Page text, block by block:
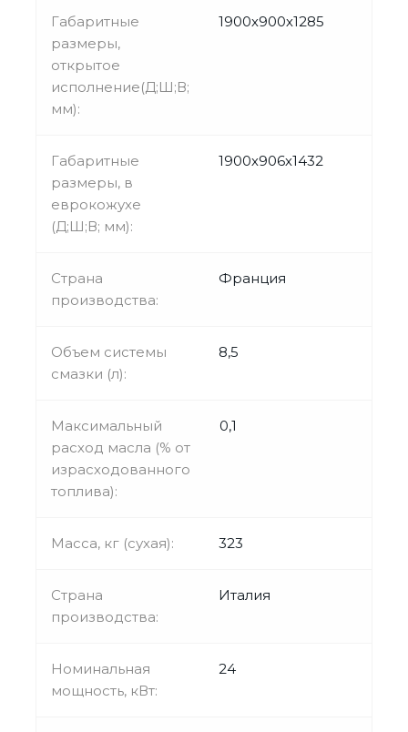
Габаритные
размеры,
открытое
исполнение(Д;Ш;В;
мм):
1900х900х1285
Габаритные
размеры, в
еврокожухе
(Д;Ш;В; мм):
1900х906х1432
Страна
производства:
Франция
Объем системы
смазки (л):
8,5
Максимальный
расход масла (% от
израсходованного
топлива):
0,1
Масса, кг (сухая): 323
Страна
производства:
Италия
Номинальная
мощность, кВт:
24